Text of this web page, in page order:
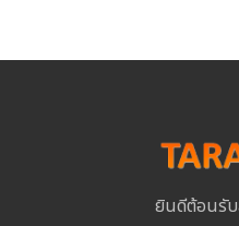
ยินดีต้อนรั